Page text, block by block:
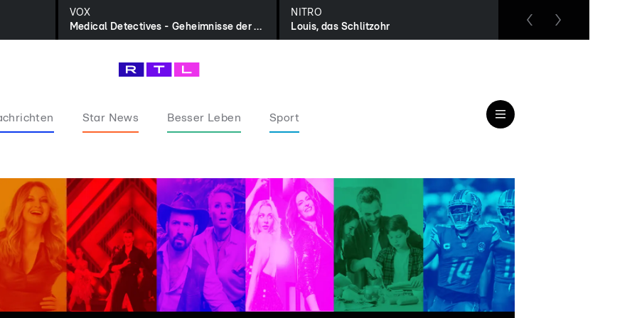
VOX
Medical Detectives - Geheimnisse der Gerichtsmedizin
NITRO
Louis, das Schlitzohr
RTL up
Teleshopping
Star News Besser Leben Sport